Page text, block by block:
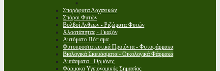
Σπορόφυτα Λαχανικών
Σπόροι Φυτών
Βολβοί Ανθεων - Ριζώματα Φυτών
Χλοοτάπητας - Γκαζόν
Αυτόματο Πότισμα
Φυτοπροστατευτικά Προϊόντα - Φυτοφάρμακα
Βιολογικά Σκευάσματα - Οικολογικά Φάρμακα
Λιπάσματα - Ορμόνες
Φάρμακα Υγειονομικής Σημασίας